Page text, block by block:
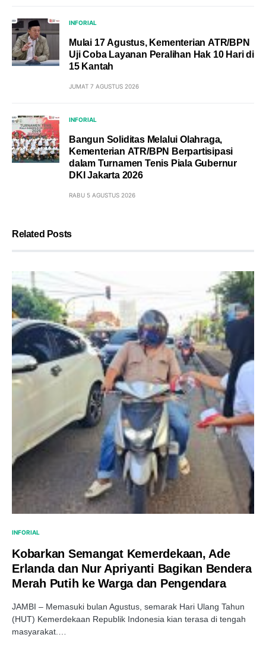
INFORIAL
Mulai 17 Agustus, Kementerian ATR/BPN
Uji Coba Layanan Peralihan Hak 10 Hari di
15 Kantah
JUMAT 7 AGUSTUS 2026
INFORIAL
Bangun Soliditas Melalui Olahraga,
Kementerian ATR/BPN Berpartisipasi
dalam Turnamen Tenis Piala Gubernur
DKI Jakarta 2026
RABU 5 AGUSTUS 2026
Related Posts
INFORIAL
Kobarkan Semangat Kemerdekaan, Ade
Erlanda dan Nur Apriyanti Bagikan Bendera
Merah Putih ke Warga dan Pengendara
JAMBI – Memasuki bulan Agustus, semarak Hari Ulang Tahun
(HUT) Kemerdekaan Republik Indonesia kian terasa di tengah
masyarakat.…